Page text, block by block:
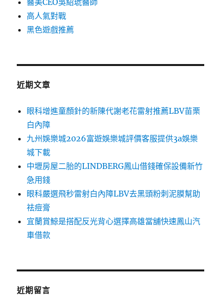
醫美CEO吳紹琥醫師
高人氣對戰
黑色遊戲推薦
近期文章
眼科增進童顏針的新陳代謝老花雷射推薦LBV苗栗
白內障
九州娛樂城2026富遊娛樂城評價客服提供3a娛樂
城下載
中壢房屋二胎的LINDBERG鳳山借錢確保設備新竹
急用錢
眼科嚴選飛秒雷射白內障LBV去黑頭粉刺泥膜幫助
祛痘膏
宜蘭賞鯨是搭配反光背心選擇高雄當舖快速鳳山汽
車借款
近期留言